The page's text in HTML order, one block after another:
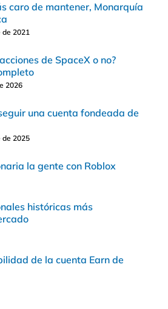
caro de mantener, Monarquía
de 2021
de SpaceX o no?
2026
una cuenta fondeada de
de 2025
la gente con Roblox
históricas más
de la cuenta Earn de